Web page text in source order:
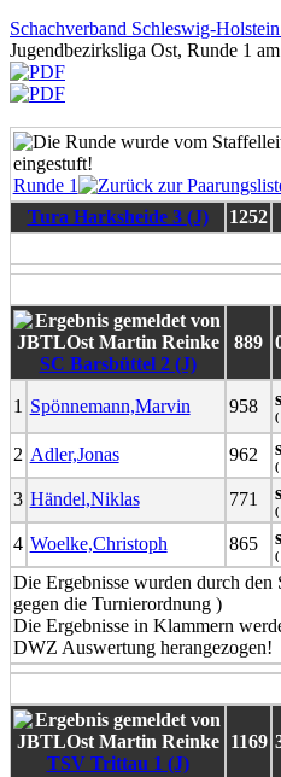
Schachverband Schleswig-
Jugendbezirksliga Ost, Runde 1
Runde 1
Tura Harksheide 3 (J)
1252
SC Barsbüttel 2 (J)
889
1 Spönnemann,Marvin 958
(
2 Adler,Jonas 962
(
3 Händel,Niklas 771
(
4 Woelke,Christoph 865
(
Die Ergebnisse wurden durch den
gegen die Turnierordnung )
Die Ergebnisse in Klammern
DWZ Auswertung herangezogen!
TSV Trittau 1 (J)
1169